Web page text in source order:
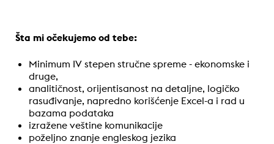
Šta mi očekujemo od tebe:
Minimum IV stepen stručne spreme - ekonomske i
druge,
analitičnost, orijentisanost na detaljne, logičko
rasuđivanje, napredno korišćenje Excel-a i rad u
bazama podataka
izražene veštine komunikacije
poželjno znanje engleskog jezika